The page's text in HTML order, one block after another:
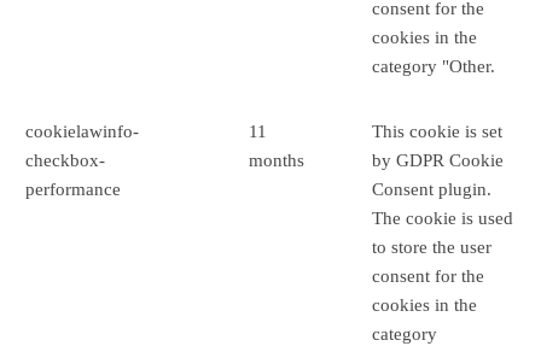
consent for the
cookies in the
category "Other.
cookielawinfo-
checkbox-
performance
11
months
This cookie is set
by GDPR Cookie
Consent plugin.
The cookie is used
to store the user
consent for the
cookies in the
category